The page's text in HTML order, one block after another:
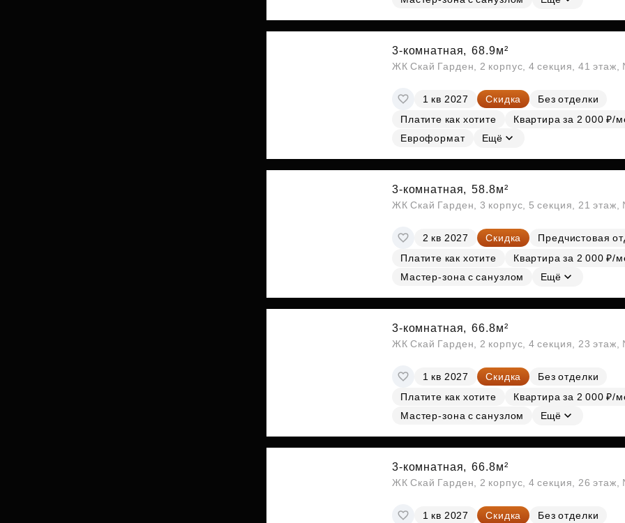
3-комнатная, 68.9м²
ЖК Скай Гарден, 2 корпус, 4 секция, 41
1 кв 2027 Скидка
Без отделки
Платите как хотите
Квартира за 2 000 ₽/
Евроформат
Ещё
3-комнатная, 58.8м²
ЖК Скай Гарден, 3 корпус, 5 секция, 21
2 кв 2027 Скидка
Предчистовая
Платите как хотите
Квартира за 2 000 ₽/
Мастер-зона с санузлом
Ещё
3-комнатная, 66.8м²
ЖК Скай Гарден, 2 корпус, 4 секция, 23
1 кв 2027 Скидка
Без отделки
Платите как хотите
Квартира за 2 000 ₽/
Мастер-зона с санузлом
Ещё
3-комнатная, 66.8м²
ЖК Скай Гарден, 2 корпус, 4 секция, 26
1 кв 2027 Скидка
Без отделки